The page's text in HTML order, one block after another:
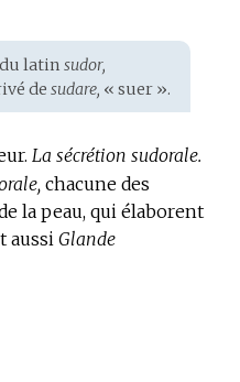
latin sudor,
de sudare, « suer ».
La sécrétion sudorale.
chacune des
la peau, qui élaborent
aussi Glande